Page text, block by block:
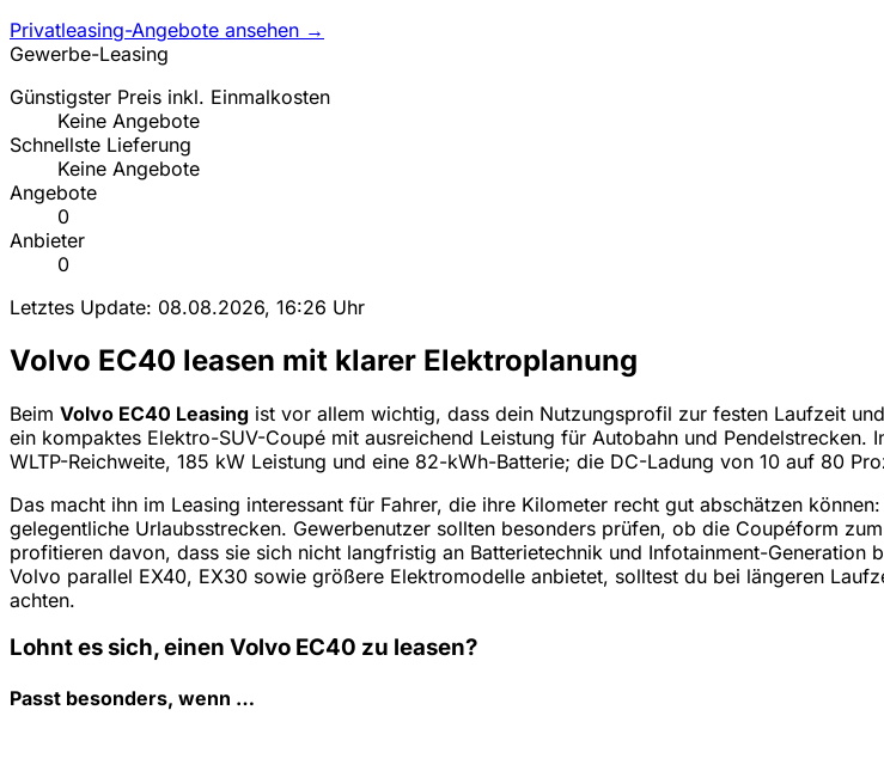
Privatleasing-Angebote ansehen →
Gewerbe-Leasing
Günstigster Preis inkl. Einmalkosten
Keine Angebote
Schnellste Lieferung
Keine Angebote
Angebote
0
Anbieter
0
Letztes Update: 08.08.2026, 16:26 Uhr
Volvo EC40 leasen mit klarer Elektroplanung
Beim Volvo EC40 Leasing ist vor allem wichtig, dass dein Nutzungsprofil zur festen Laufzeit
ein kompaktes Elektro-SUV-Coupé mit ausreichend Leistung für Autobahn und
WLTP-Reichweite, 185 kW Leistung und eine 82-kWh-Batterie; die DC-Ladung von 10 auf 80
Das macht ihn im Leasing interessant für Fahrer, die ihre Kilometer recht gut abschätzen
gelegentliche Urlaubsstrecken. Gewerbenutzer sollten besonders prüfen, ob die Coupéform
profitieren davon, dass sie sich nicht langfristig an Batterietechnik und Infotainment-
Volvo parallel EX40, EX30 sowie größere Elektromodelle anbietet, solltest du bei längeren
achten.
Lohnt es sich, einen Volvo EC40 zu leasen?
Passt besonders, wenn …